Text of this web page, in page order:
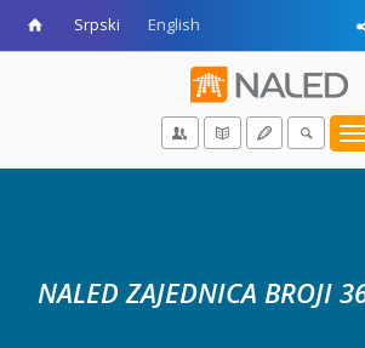
Srpski English
NALED ZAJEDNICA BROJI